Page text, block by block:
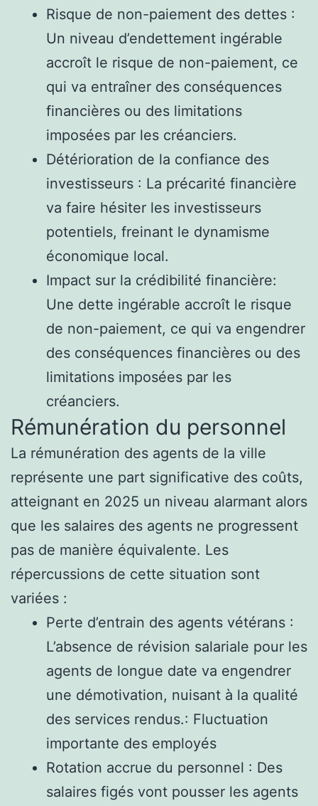
Risque de non-paiement des dettes :
Un niveau d’endettement ingérable
accroît le risque de non-paiement, ce
qui va entraîner des conséquences
financières ou des limitations
imposées par les créanciers.
Détérioration de la confiance des
investisseurs : La précarité financière
va faire hésiter les investisseurs
potentiels, freinant le dynamisme
économique local.
Impact sur la crédibilité financière:
Une dette ingérable accroît le risque
de non-paiement, ce qui va engendrer
des conséquences financières ou des
limitations imposées par les
créanciers.
Rémunération du personnel
La rémunération des agents de la ville
représente une part significative des coûts,
atteignant en 2025 un niveau alarmant alors
que les salaires des agents ne progressent
pas de manière équivalente. Les
répercussions de cette situation sont
variées :
Perte d’entrain des agents vétérans :
L’absence de révision salariale pour les
agents de longue date va engendrer
une démotivation, nuisant à la qualité
des services rendus.: Fluctuation
importante des employés
Rotation accrue du personnel : Des
salaires figés vont pousser les agents